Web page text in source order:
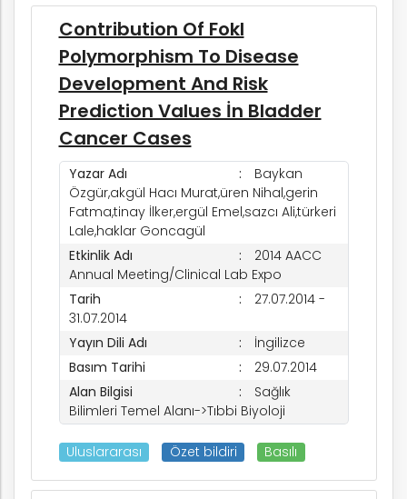
Contribution Of Fokl
Polymorphism To Disease
Development And Risk
Prediction Values İn Bladder
Cancer Cases
Yazar Adı
Baykan
Özgür,akgül Hacı Murat,üren Nihal,gerin
Fatma,tinay İlker,ergül Emel,sazcı Ali,türkeri
Lale,haklar Goncagül
Etkinlik Adı
2014 AACC
Annual Meeting/Clinical Lab Expo
Tarih
27.07.2014 -
31.07.2014
Yayın Dili Adı
İngilizce
Basım Tarihi
29.07.2014
Alan Bilgisi
Sağlık
Bilimleri Temel Alanı->Tıbbi Biyoloji
Uluslararası Özet bildiri Basılı